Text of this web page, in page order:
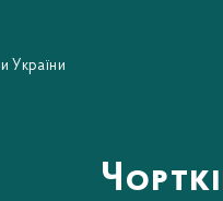
України